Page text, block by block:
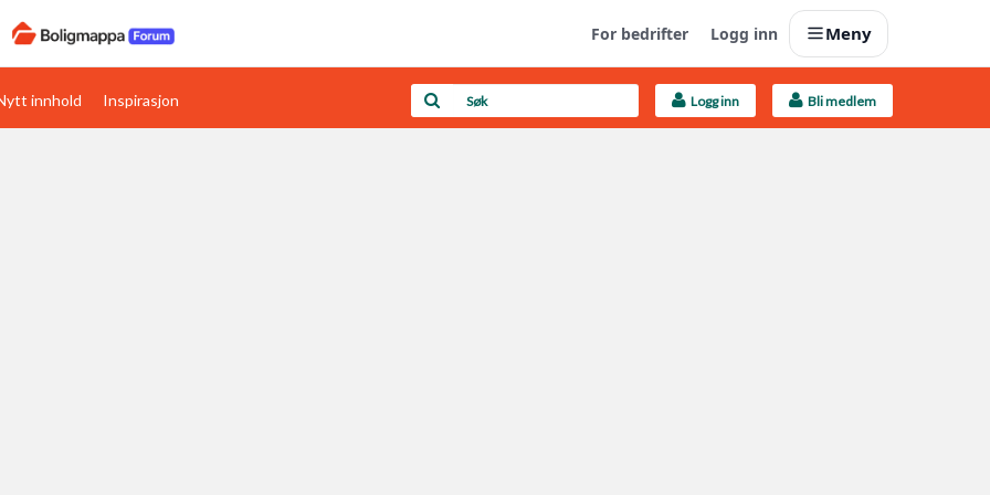
For bedrifter Logg inn Meny
Boligens papirer Last opp selv
innhold Inspirasjon Logg inn Bli medlem